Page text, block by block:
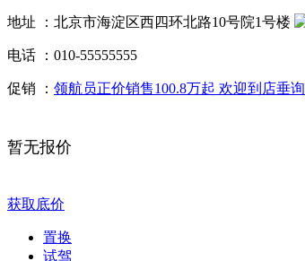
地址 ： 北京市海淀区西四环北路10号院1号楼
电话 ： 010-55555555
促销 ： 领航员正价销售100.8万起 欢迎到店垂询
暂无报价
获取底价
置换
试驾